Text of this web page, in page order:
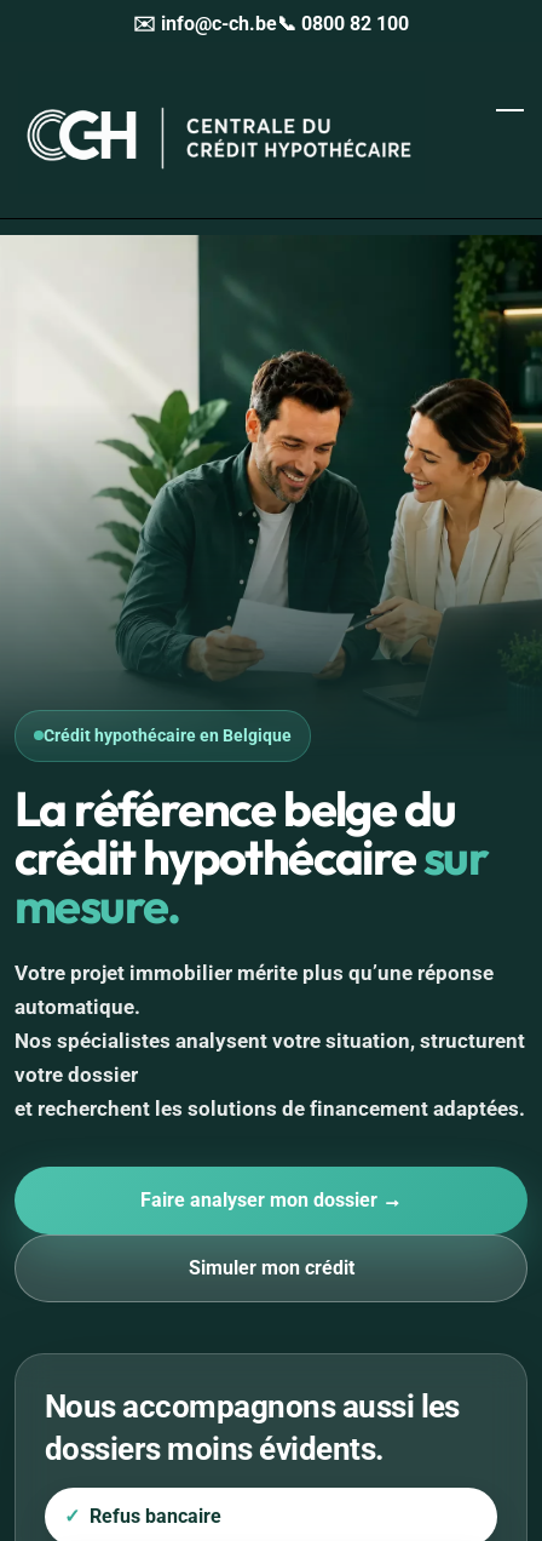
✉️ info@c-ch.be📞 0800 82 100
main
Crédit hypothécaire en Belgique
La référence belge du
crédit hypothécairesur
mesure.
Votre projet immobilier mérite plus qu’une réponse
automatique.
Nos spécialistes analysent votre situation, structurent
votre dossier
et recherchent les solutions de financement adaptées.
Faire analyser mon dossier →
Simuler mon crédit
Nous accompagnons aussi les
dossiers moins évidents.
Refus bancaire